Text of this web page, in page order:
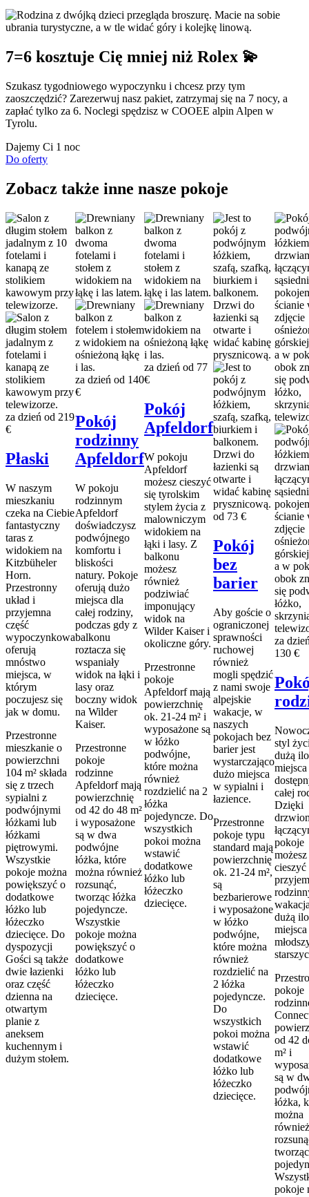
7=6 kosztuje Cię mniej niż Rolex 💫
Szukasz tygodniowego wypoczynku i chcesz przy tym
zaoszczędzić? Zarezerwuj nasz pakiet, zatrzymaj się na 7 nocy, a
zapłać tylko za 6. Noclegi spędzisz w COOEE alpin Alpen w
Tyrolu.
Dajemy Ci 1 noc
Do oferty
Zobacz także inne nasze pokoje
za dzień od 219
€
Płaski
W naszym
mieszkaniu
czeka na Ciebie
fantastyczny
taras z
widokiem na
Kitzbüheler
Horn.
Przestronny
układ i
przyjemna
część
wypoczynkowa
oferują
mnóstwo
miejsca, w
którym
poczujesz się
jak w domu.
Przestronne
mieszkanie o
powierzchni
104 m² składa
się z trzech
sypialni z
podwójnymi
łóżkami lub
łóżkami
piętrowymi.
Wszystkie
pokoje można
powiększyć o
dodatkowe
łóżko lub
łóżeczko
dziecięce. Do
dyspozycji
Gości są także
dwie łazienki
oraz część
dzienna na
otwartym
planie z
aneksem
kuchennym i
dużym stołem.
za dzień od 140
€
Pokój
rodzinny
Apfeldorf
W pokoju
rodzinnym
Apfeldorf
doświadczysz
podwójnego
komfortu i
bliskości
natury. Pokoje
oferują dużo
miejsca dla
całej rodziny,
podczas gdy z
balkonu
roztacza się
wspaniały
widok na łąki i
lasy oraz
boczny widok
na Wilder
Kaiser.
Przestronne
pokoje
rodzinne
Apfeldorf mają
powierzchnię
od 42 do 48 m²
i wyposażone
są w dwa
podwójne
łóżka, które
można również
rozsunąć,
tworząc łóżka
pojedyncze.
Wszystkie
pokoje można
powiększyć o
dodatkowe
łóżko lub
łóżeczko
dziecięce.
za dzień od 77
€
Pokój
Apfeldorf
W pokoju
Apfeldorf
możesz cieszyć
się tyrolskim
stylem życia z
malowniczym
widokiem na
łąki i lasy. Z
balkonu
możesz
również
podziwiać
imponujący
widok na
Wilder Kaiser i
okoliczne góry.
Przestronne
pokoje
Apfeldorf mają
powierzchnię
ok. 21-24 m² i
wyposażone są
w łóżko
podwójne,
które można
również
rozdzielić na 2
łóżka
pojedyncze. Do
wszystkich
pokoi można
wstawić
dodatkowe
łóżko lub
łóżeczko
dziecięce.
od 73 €
Pokój
bez
barier
Aby goście o
ograniczonej
sprawności
ruchowej
również
mogli spędzić
z nami swoje
alpejskie
wakacje, w
naszych
pokojach bez
barier jest
wystarczająco
dużo miejsca
w sypialni i
łazience.
Przestronne
pokoje typu
standard mają
powierzchnię
ok. 21-24 m²,
są
bezbarierowe
i wyposażone
w łóżko
podwójne,
które można
również
rozdzielić na
2 łóżka
pojedyncze.
Do
wszystkich
pokoi można
wstawić
dodatkowe
łóżko lub
łóżeczko
dziecięce.
za
130 €
styl
dużą
miejsca
całej
Dzięki
pokoje
możesz
cieszyć
dużą
pokoje
od 42
m² i
są w
łóżka,
można
również
pokoje